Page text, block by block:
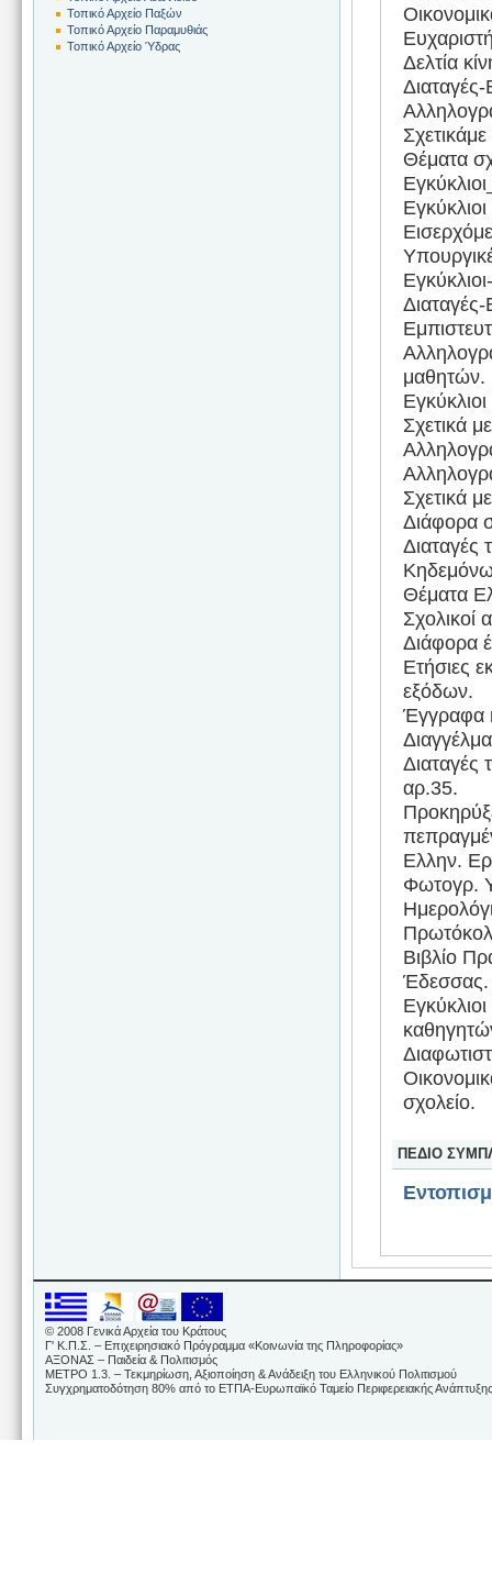
Δελτία
Θέματα
μαθητών.
Σχετικά
Σχετικά
Διάφορα
Θέματα
Σχολικοί
Διάφορα
Ετήσιες
εξόδων.
Έγγραφα
αρ.35.
Ελλην.
Φωτογρ.
Βιβλίο
Έδεσσας.
σχολείο.
ΠΕΔΙΟ
Τοπικό Αρχείο Παξών
Τοπικό Αρχείο Παραμυθιάς
Τοπικό Αρχείο Ύδρας
© 2008 Γενικά Αρχεία του Κράτους
Γ' Κ.Π.Σ. – Επιχειρησιακό Πρόγραμμα «Κοινωνία της Πληροφορίας»
ΑΞΟΝΑΣ – Παιδεία & Πολιτισμός
ΜΕΤΡΟ 1.3. – Τεκμηρίωση, Αξιοποίηση & Ανάδειξη του Ελληνικού Πολιτισμού
Συγχρηματοδότηση 80% από το ΕΤΠΑ-Ευρωπαϊκό Ταμείο Περιφερειακής